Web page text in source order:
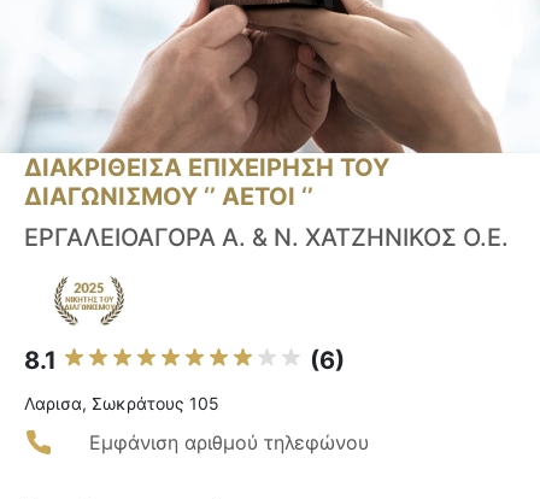
ΔΙΑΚΡΙΘΕΙΣΑ ΕΠΙΧΕΙΡΗΣΗ ΤΟΥ
ΔΙΑΓΩΝΙΣΜΟΥ ‘’ ΑΕΤΟΙ ‘’
ΕΡΓΑΛΕΙΟΑΓΟΡΑ Α. & Ν. ΧΑΤΖΗΝΙΚΟΣ Ο.Ε.
8.1 (6)
Λαρισα, Σωκράτους 105
Εμφάνιση αριθμού τηλεφώνου